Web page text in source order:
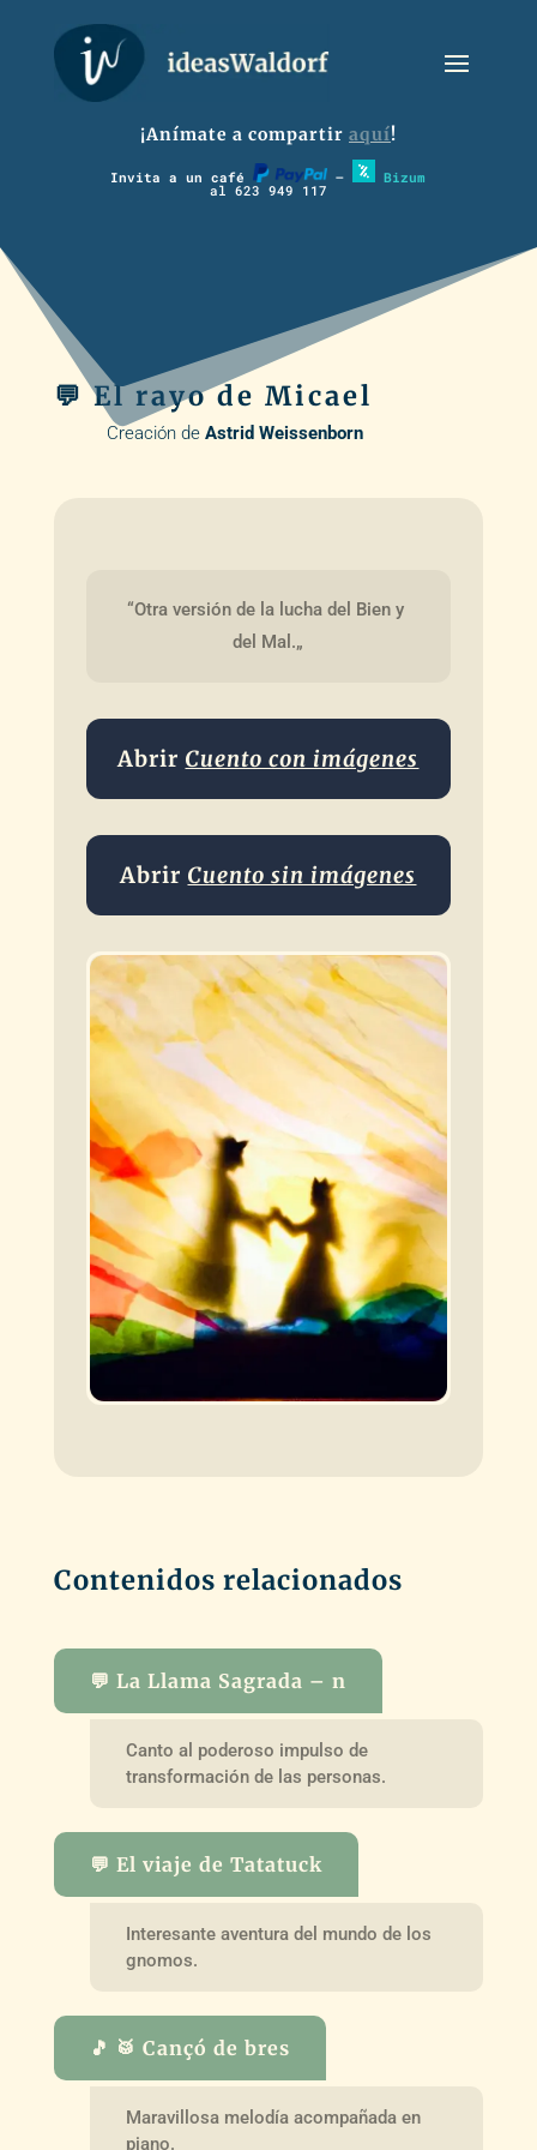
¡Anímate a compartir aquí!
Invita a un café – Bizum
al 623 949 117
💬 El rayo de Micael
Creación de Astrid Weissenborn
“Otra versión de la lucha del Bien y
del Mal.„
Abrir Cuento con imágenes
Abrir Cuento sin imágenes
Contenidos relacionados
💬 La Llama Sagrada – n
Canto al poderoso impulso de
transformación de las personas.
💬 El viaje de Tatatuck
Interesante aventura del mundo de los
gnomos.
🎵 🥁 Cançó de bres
Maravillosa melodía acompañada en
piano.